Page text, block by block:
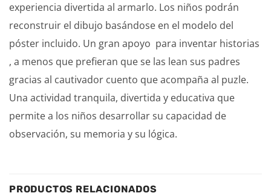
experiencia divertida al armarlo. Los niños podrán
reconstruir el dibujo basándose en el modelo del
póster incluido. Un gran apoyo para inventar historias
, a menos que prefieran que se las lean sus padres
gracias al cautivador cuento que acompaña al puzle.
Una actividad tranquila, divertida y educativa que
permite a los niños desarrollar su capacidad de
observación, su memoria y su lógica.
PRODUCTOS RELACIONADOS